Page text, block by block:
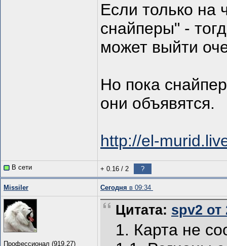
Если только на
снайперы" -
может выйти
Но пока
они объявятся.
http://el-
В сети + 0.16 / 2 ?
Missiler Сегодня в 09:34
Профессионал (919.27)
Цитата: spv2 от
1. Карта не